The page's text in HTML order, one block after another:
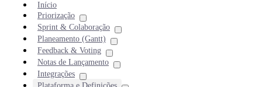
Início
Priorização
Sprint & Colaboração
Planeamento (Gantt)
Feedback & Voting
Notas de Lançamento
Integrações